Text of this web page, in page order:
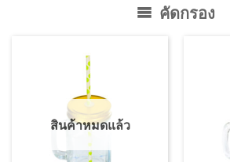
คัดกรอง
สินค้าหมดแล้ว